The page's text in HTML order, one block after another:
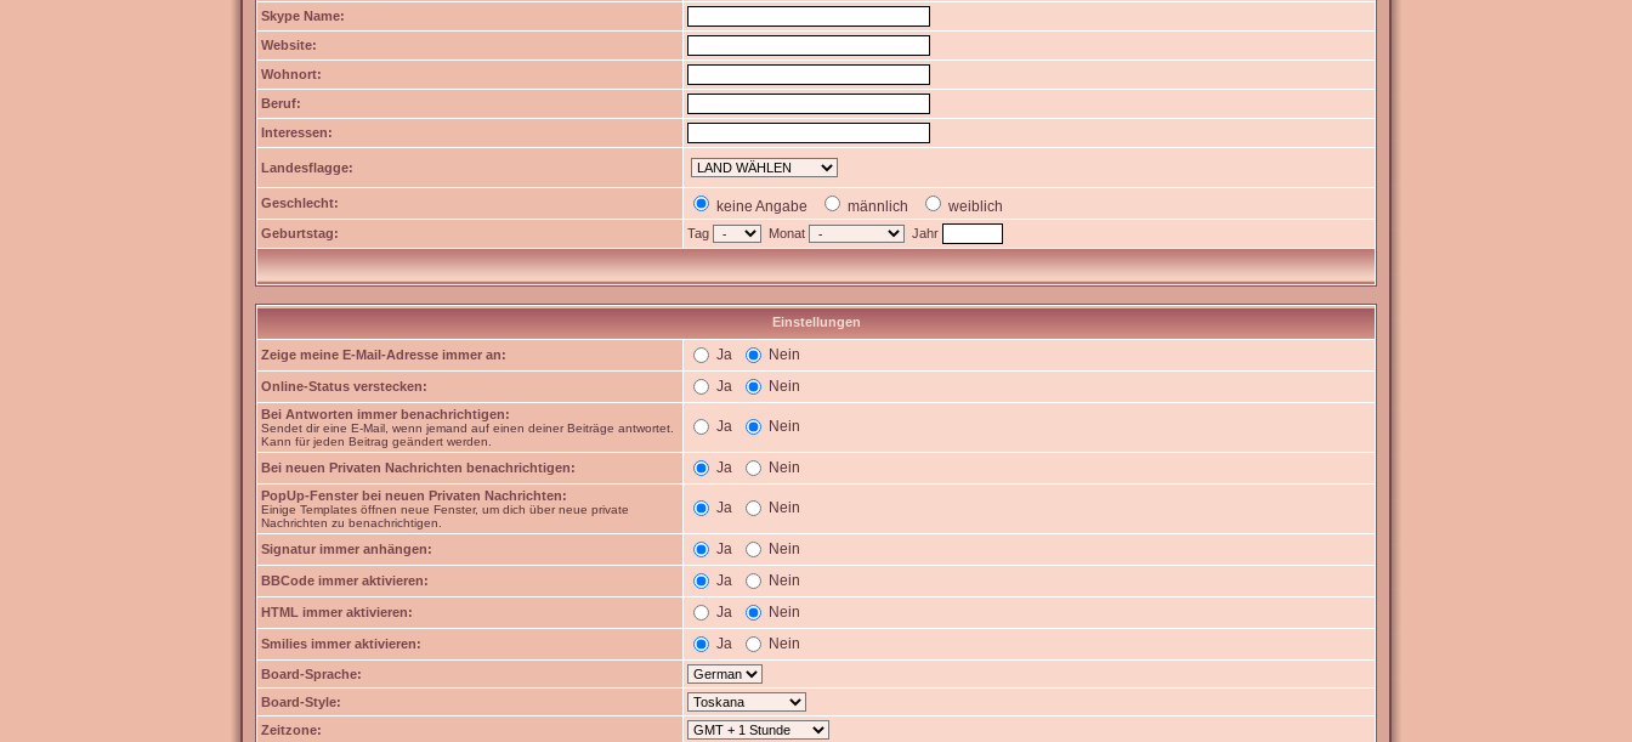
Skype Name:
Website:
Wohnort:
Beruf:
Interessen:
Landesflagge:
Geschlecht: keine Angabe männlich weiblich
Geburtstag: Tag Monat Jahr
Einstellungen
Zeige meine E-Mail-Adresse immer an: Ja Nein
Online-Status verstecken: Ja Nein
Bei Antworten immer benachrichtigen:
Sendet dir eine E-Mail, wenn jemand auf einen deiner Beiträge antwortet.
Kann für jeden Beitrag geändert werden.
Ja Nein
Bei neuen Privaten Nachrichten benachrichtigen: Ja Nein
PopUp-Fenster bei neuen Privaten Nachrichten:
Einige Templates öffnen neue Fenster, um dich über neue private
Nachrichten zu benachrichtigen.
Ja Nein
Signatur immer anhängen: Ja Nein
BBCode immer aktivieren: Ja Nein
HTML immer aktivieren: Ja Nein
Smilies immer aktivieren: Ja Nein
Board-Sprache:
Board-Style:
Zeitzone: